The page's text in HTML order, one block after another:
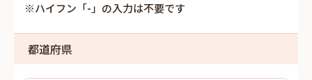
※ハイフン「-」の入力は不要です
都道府県